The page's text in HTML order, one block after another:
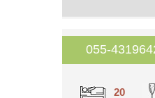
055-
20